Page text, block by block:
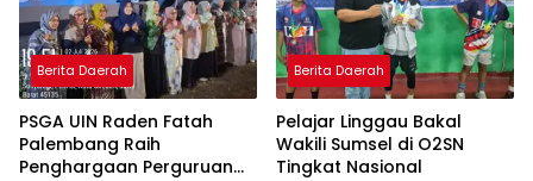
Berita Daerah
PSGA UIN Raden Fatah
Palembang Raih
Penghargaan Perguruan
Berita Daerah
Pelajar Linggau Bakal
Wakili Sumsel di O2SN
Tingkat Nasional